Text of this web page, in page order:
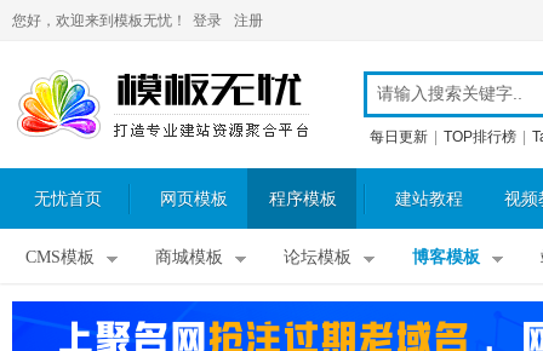
您好，欢迎来到模板无忧！ 登录 注册
每日更新 TOP排行榜
无忧首页 网页模板 程序模板 建站教程 视频
CMS模板 商城模板 论坛模板 博客模板